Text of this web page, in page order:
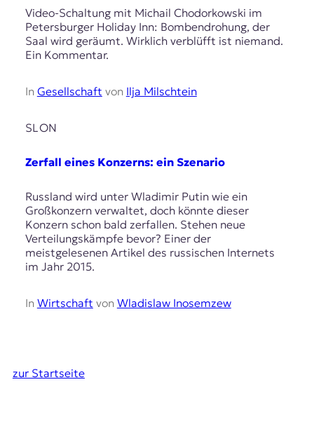
Video-Schaltung mit Michail Chodorkowski im
Petersburger Holiday Inn: Bombendrohung, der
Saal wird geräumt. Wirklich verblüfft ist niemand.
Ein Kommentar.
In Gesellschaft von Ilja Milschtein
SLON
Zerfall eines Konzerns: ein Szenario
Russland wird unter Wladimir Putin wie ein
Großkonzern verwaltet, doch könnte dieser
Konzern schon bald zerfallen. Stehen neue
Verteilungskämpfe bevor? Einer der
meistgelesenen Artikel des russischen Internets
im Jahr 2015.
In Wirtschaft von Wladislaw Inosemzew
zur Startseite